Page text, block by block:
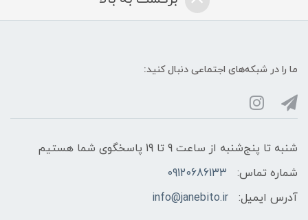
ما را در شبکه‌های اجتماعی دنبال کنید:
شنبه تا پنج‌شنبه از ساعت 9 تا 19 پاسخگوی شما هستیم
شماره تماس:
09120686133
آدرس ایمیل:
info@janebito.ir